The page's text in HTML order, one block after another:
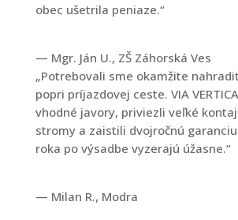
obec ušetrila peniaze.“
— Mgr. Ján U., ZŠ Záhorská Ves
„Potrebovali sme okamžite
popri príjazdovej ceste. VIA
vhodné javory, priviezli veľké
stromy a zaistili dvojročnú
roka po výsadbe vyzerajú úžasne.“
— Milan R., Modra